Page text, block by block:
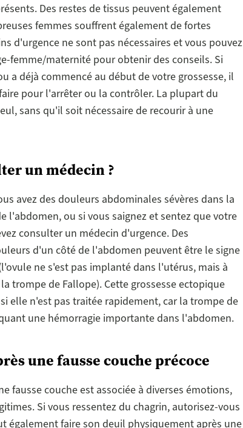
Des restes de tissus peuvent également
femmes souffrent également de fortes
d'urgence ne sont pas nécessaires et vous pouvez
femme/maternité pour obtenir des conseils. Si
a déjà commencé au début de votre grossesse, il
pour l'arrêter ou la contrôler. La plupart du
sans qu'il soit nécessaire de recourir à une
un médecin ?
avez des douleurs abdominales sévères dans la
l'abdomen, ou si vous saignez et sentez que votre
consulter un médecin d'urgence. Des
d'un côté de l'abdomen peuvent être le signe
ne s'est pas implanté dans l'utérus, mais à
trompe de Fallope). Cette grossesse ectopique
elle n'est pas traitée rapidement, car la trompe de
une hémorragie importante dans l'abdomen.
une fausse couche précoce
fausse couche est associée à diverses émotions,
Si vous ressentez du chagrin, autorisez-vous
également faire son deuil physiquement après une